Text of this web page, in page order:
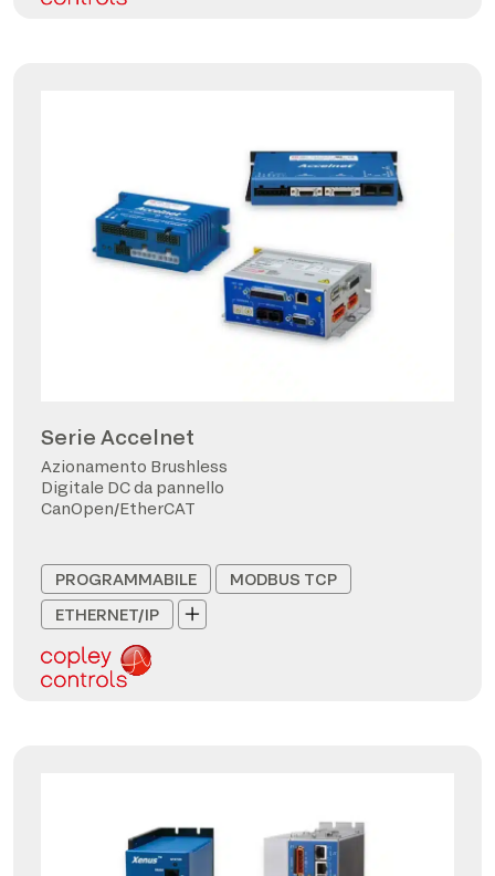
Serie Accelnet
Azionamento Brushless
Digitale DC da pannello
CanOpen/EtherCAT
PROGRAMMABILE
MODBUS TCP
ETHERNET/IP